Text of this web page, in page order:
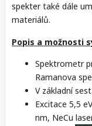
spekter také dále
materiálů.
Popis a možnosti
Spektrometr
Ramanova
V základní
Excitace 5,5
nm, NeCu